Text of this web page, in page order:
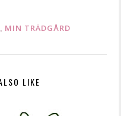
MIN TRÄDGÅRD
LIKE